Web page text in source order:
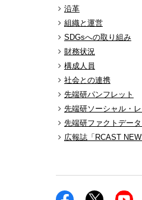
沿革
組織と運営
SDGsへの取り組み
財務状況
構成人員
社会との連携
先端研パンフレット
先端研ソーシャル・
先端研ファクトデー
広報誌「RCAST